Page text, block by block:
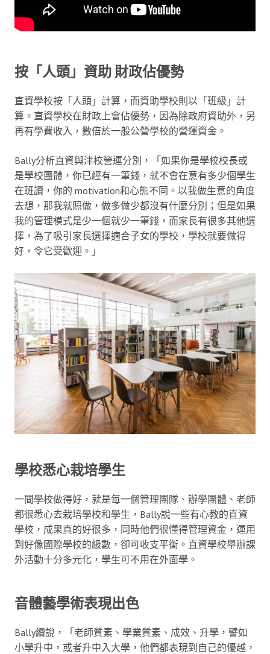
按「人頭」資助 財政佔優勢
直資學校按「人頭」計算，而資助學校則以「班級」計
算。直資學校在財政上會佔優勢，因為除政府資助外，另
再有學費收入，數倍於一般公營學校的營運資金。
Bally分析直資與津校營運分別，「如果你是學校校長或
是學校團體，你已經有一筆錢，就不會在意有多少個學生
在班讀，你的 motivation和心態不同。以我做生意的角度
去想，那我就照做，做多做少都沒有什麼分別；但是如果
我的管理模式是少一個就少一筆錢，而家長有很多其他選
擇，為了吸引家長選擇適合子女的學校，學校就要做得
好，令它受歡迎。」
學校悉心栽培學生
一間學校做得好，就是每一個管理團隊、辦學團體、老師
都很悉心去栽培學校和學生，Bally說一些有心教的直資
學校，成果真的好很多，同時他們很懂得管理資金，運用
到好像國際學校的級數，卻可收支平衡。直資學校舉辦課
外活動十分多元化，學生可不用在外面學。
音體藝學術表現出色
Bally續說，「老師質素、學業質素、成效、升學，譬如
小學升中，或者升中入大學，他們都表現到自己的優越，